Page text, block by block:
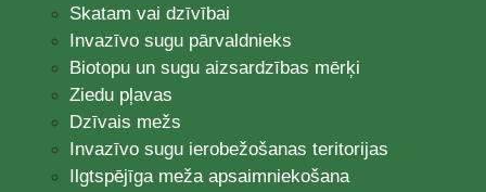
Skatam vai dzīvībai
Invazīvo sugu pārvaldnieks
Biotopu un sugu aizsardzības mērķi
Ziedu pļavas
Dzīvais mežs
Invazīvo sugu ierobežošanas teritorijas
Ilgtspējīga meža apsaimniekošana